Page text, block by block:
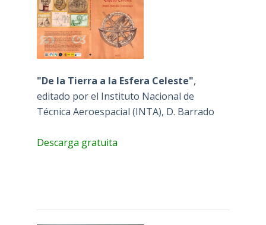
"De la Tierra a la Esfera Celeste",
editado por el Instituto Nacional de
Técnica Aeroespacial (INTA), D. Barrado
Descarga gratuita